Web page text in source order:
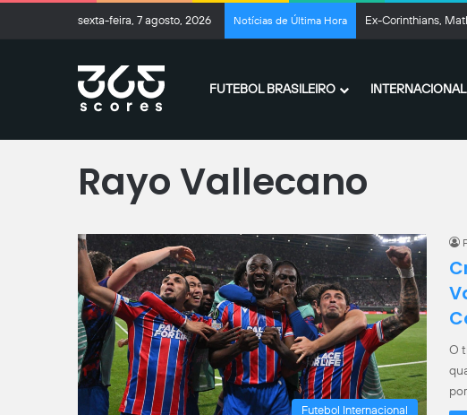
sexta-feira, 7 agosto, 2026 Notícias de Última Hora Mercado projeta as
FUTEBOL BRASILEIRO INTERNACIONAL
Rayo Vallecano
Futebol Internacional
O
por…